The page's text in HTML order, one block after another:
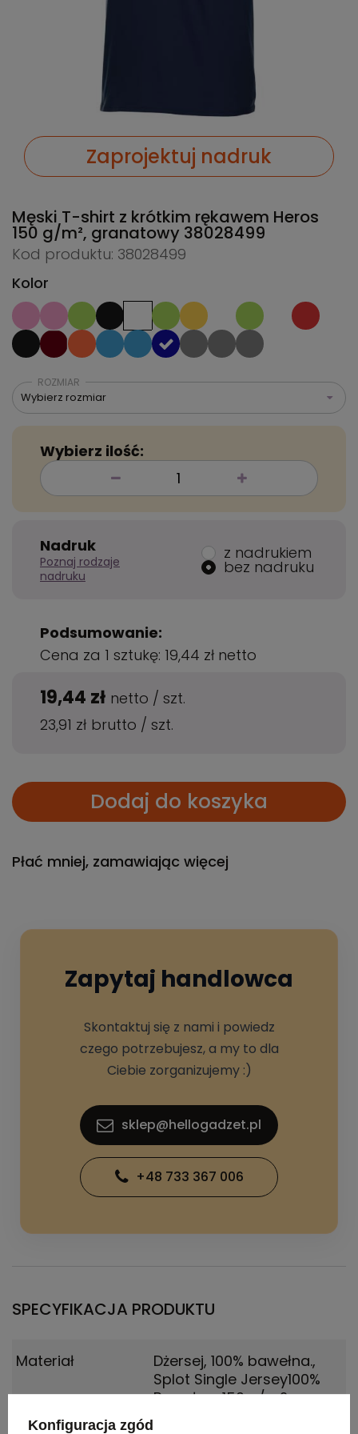
Zaprojektuj nadruk
Męski T-shirt z krótkim rękawem Heros
150 g/m², granatowy 38028499
Kod produktu: 38028499
Kolor
ROZMIAR
Wybierz rozmiar
Wybierz ilość:
Nadruk
Poznaj rodzaje
nadruku
z nadrukiem
bez nadruku
Podsumowanie:
Cena za 1 sztukę: 19,44 zł netto
19,44 zł netto / szt.
23,91 zł brutto / szt.
Dodaj do koszyka
Płać mniej, zamawiając więcej
Zapytaj handlowca
Skontaktuj się z nami i powiedz
czego potrzebujesz, a my to dla
Ciebie zorganizujemy :)
sklep@hellogadzet.pl
+48 733 367 006
SPECYFIKACJA PRODUKTU
Materiał Dżersej, 100% bawełna.,
Splot Single Jersey100%
Bawełna, 150 g/m2
Konfiguracja zgód